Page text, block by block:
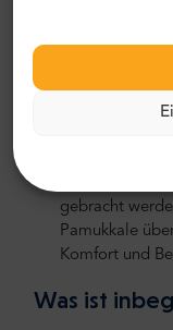
einen
Aphrodisias
private Tour
gebracht
Pamukkale
Komfort und
Was ist